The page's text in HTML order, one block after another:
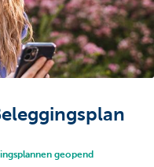
geopend